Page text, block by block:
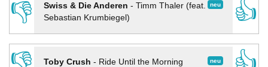
👎
neu
Swiss & Die Anderen - Timm Thaler (feat.
Sebastian Krumbiegel)
👍
neu
Toby Crush - Ride Until the Morning